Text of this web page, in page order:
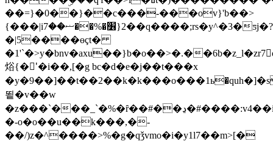
��=}�0��}��c���-���ov}'b��>
{���|i׶�%��ޟ��7}2��q����;rs�y^�3�ƽj�?
�|5����өçt�
�1'`�>y�bnv�axu��}b�o��>�.�
焀{�'ٍ�i��,[�g bc�d�e�j��t���x
�y�9��]��t��2��
뙽�v��w
�z���`���_`�%�ȓ��#��ڍ�#����:v4��i�c�|
�-o�o��u��k���,�-
��/)z�^����>%�g�qǯvmo�i�y1l7��m>[�